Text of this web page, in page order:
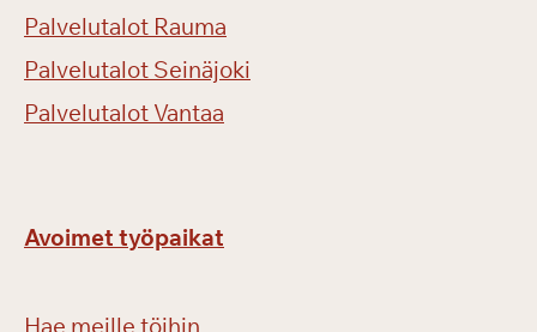
Palvelutalot Rauma
Palvelutalot Seinäjoki
Palvelutalot Vantaa
Avoimet työpaikat
Hae meille töihin